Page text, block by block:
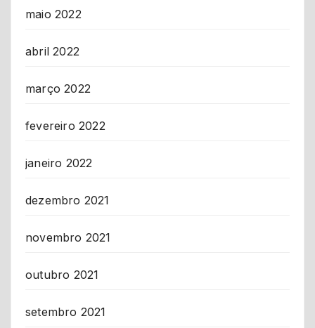
maio 2022
abril 2022
março 2022
fevereiro 2022
janeiro 2022
dezembro 2021
novembro 2021
outubro 2021
setembro 2021